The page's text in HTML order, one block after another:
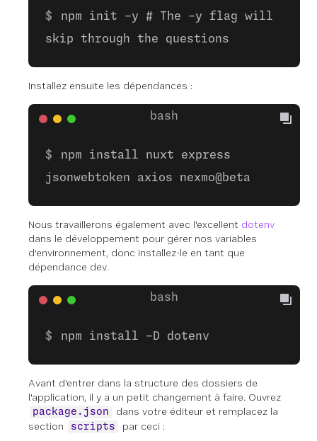
npm init -y # The -y flag will
skip through the questions
Installez ensuite les dépendances :
npm install nuxt express
jsonwebtoken axios nexmo@beta
Nous travaillerons également avec l'excellent dotenv
dans le développement pour gérer nos variables
d'environnement, donc installez-le en tant que
dépendance dev.
npm install -D dotenv
Avant d'entrer dans la structure des dossiers de
l'application, il y a un petit changement à faire. Ouvrez
package.json
dans votre éditeur et remplacez la
section
scripts par ceci :